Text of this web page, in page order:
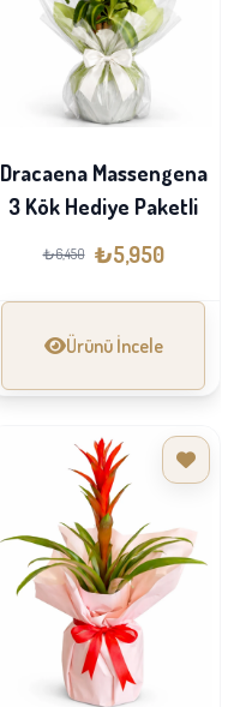
Dracaena Massengena
3 Kök Hediye Paketli
₺6,450 ₺5,950
Ürünü İncele